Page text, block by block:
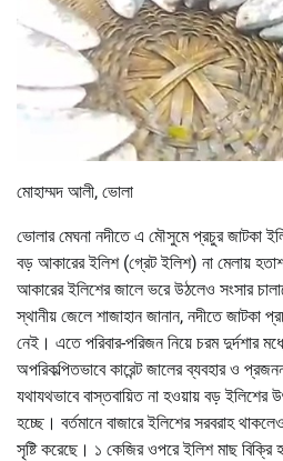
মোহাম্মদ আলী, ভোলা
ভোলার মেঘনা নদীতে এ মৌসুমে প্রচুর জাটকা
বড় আকারের ইলিশ (গ্রেট ইলিশ) না মেলায়
আকারের ইলিশের জালে ভরে উঠলেও সংসার
স্থানীয় জেলে শাজাহান জানান, নদীতে জাটকা
নেই। এতে পরিবার-পরিজন নিয়ে চরম দুর্দশার
অপরিকল্পিতভাবে কারেন্ট জালের ব্যবহার ও
যথাযথভাবে বাস্তবায়িত না হওয়ায় বড় ইলিশের
হচ্ছে। বর্তমানে বাজারে ইলিশের সরবরাহ
সৃষ্টি করেছে। ১ কেজির ওপরে ইলিশ মাছ